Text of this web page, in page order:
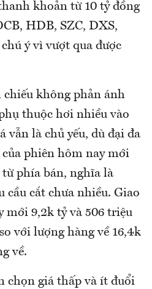
khoản từ 10 tỷ đồng
HDB, SZC, DXS,
ý vì vượt qua được
không phản ánh
thuộc hơi nhiều vào
vẫn là chủ yếu, dù đại đa
phiên hôm nay mới
phía bán, nghĩa là
cầu cắt chưa nhiều. Giao
mới 9,2k tỷ và 506 triệu
với lượng hàng về 16,4k
về.
chọn giá thấp và ít đuổi